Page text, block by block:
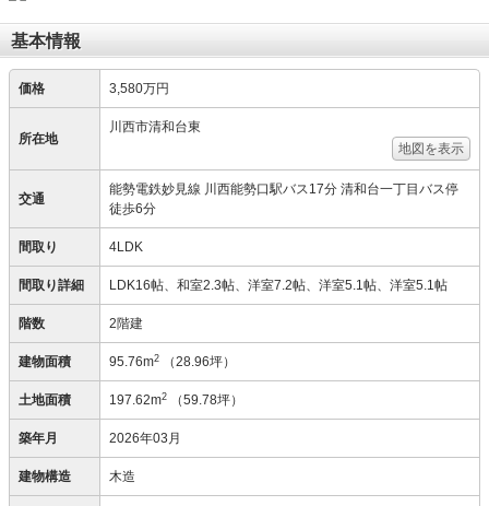
基本情報
価格 3,580万円
所在地
川西市清和台東
地図を表示
交通
能勢電鉄妙見線 川西能勢口駅バス17分 清和台一丁目バス停
徒歩6分
間取り 4LDK
間取り詳細 LDK16帖、和室2.3帖、洋室7.2帖、洋室5.1帖、洋室5.1帖
階数 2階建
建物面積 95.76m2 （28.96坪）
土地面積 197.62m2 （59.78坪）
築年月 2026年03月
建物構造 木造